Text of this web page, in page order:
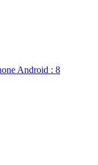
Android : 8